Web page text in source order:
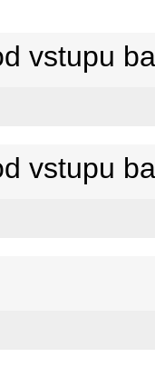
vstupu
vstupu